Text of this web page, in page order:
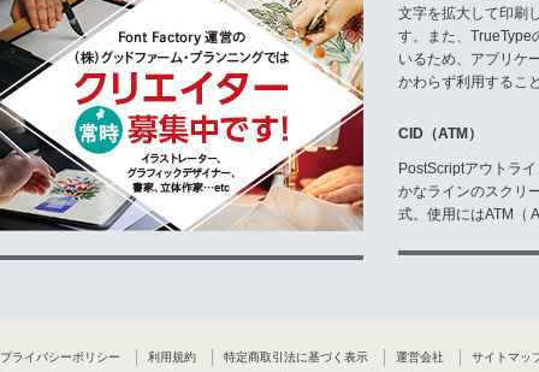
文字を拡大して印刷
す。また、TrueType
いるため、アプリケ
かわらず利用するこ
CID（ATM）
PostScriptアウトラ
かなラインのスクリ
式。使用にはATM（
プライバシーポリシー 利用規約 特定商取引法に基づく表示 運営会社 サイトマッ